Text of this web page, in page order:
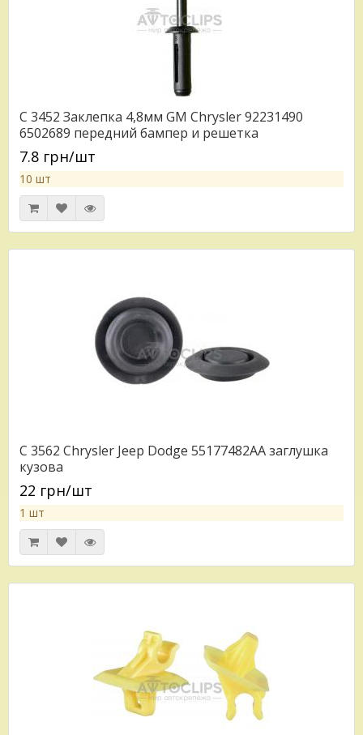
C 3452 Заклепка 4,8мм GM Chrysler 92231490
6502689 передний бампер и решетка
7.8 грн/шт
10 шт
C 3562 Chrysler Jeep Dodge 55177482AA заглушка
кузова
22 грн/шт
1 шт